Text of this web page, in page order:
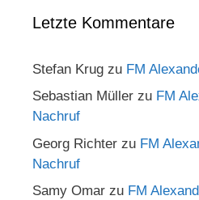
Letzte Kommentare
Stefan Krug zu FM
Sebastian Müller zu FM
Nachruf
Georg Richter zu FM
Nachruf
Samy Omar zu FM